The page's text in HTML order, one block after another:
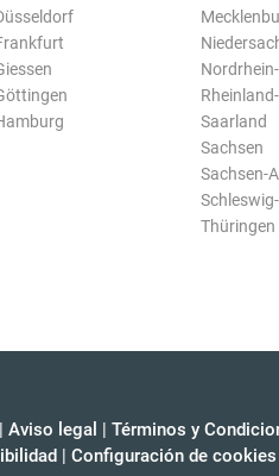
Saarland
Sachsen
Sachsen-
Thüringen
| Aviso legal | Términos y
| Configuración de cookies